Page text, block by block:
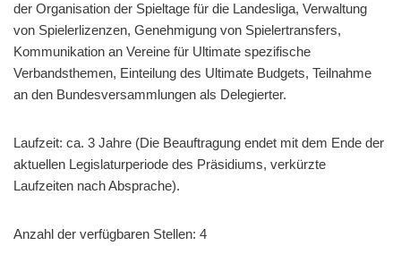
der Organisation der Spieltage für die Landesliga, Verwaltung
von Spielerlizenzen, Genehmigung von Spielertransfers,
Kommunikation an Vereine für Ultimate spezifische
Verbandsthemen, Einteilung des Ultimate Budgets, Teilnahme
an den Bundesversammlungen als Delegierter.
Laufzeit: ca. 3 Jahre (Die Beauftragung endet mit dem Ende der
aktuellen Legislaturperiode des Präsidiums, verkürzte
Laufzeiten nach Absprache).
Anzahl der verfügbaren Stellen: 4